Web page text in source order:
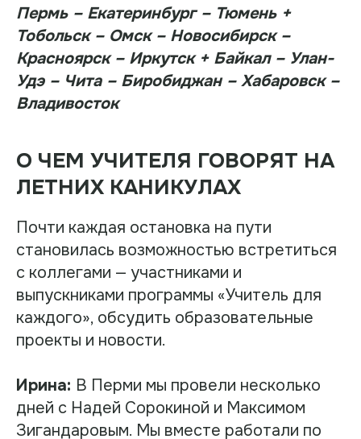
Пермь – Екатеринбург – Тюмень +
Тобольск – Омск – Новосибирск –
Красноярск – Иркутск + Байкал – Улан-
Удэ – Чита – Биробиджан – Хабаровск –
Владивосток
О ЧЕМ УЧИТЕЛЯ ГОВОРЯТ НА
ЛЕТНИХ КАНИКУЛАХ
Почти каждая остановка на пути
становилась возможностью встретиться
с коллегами — участниками и
выпускниками программы «Учитель для
каждого», обсудить образовательные
проекты и новости.
Ирина: В Перми мы провели несколько
дней с Надей Сорокиной и Максимом
Зигандаровым. Мы вместе работали по